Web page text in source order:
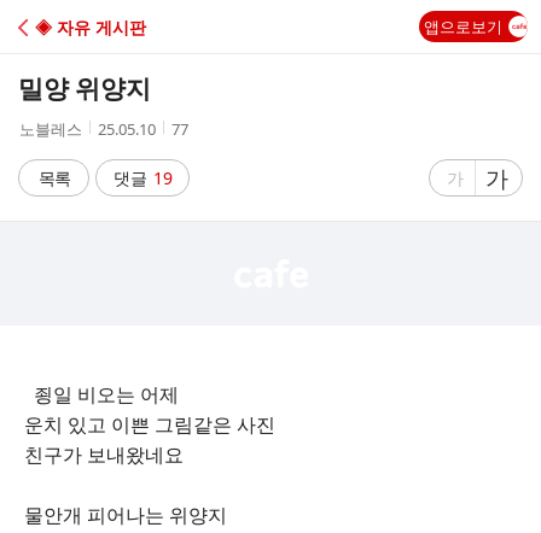
C
A
◈ 자유 게시판 앱으로보기
밀양 위양지
작
자
노블레스
작
시
간
25.05.10
조
수
77
목록 댓글 19
글
가
글
자
가
죙일 비오는 어제
운치 있고 이쁜 그림같은 사진
친구가 보내왔네요
물안개 피어나는 위양지